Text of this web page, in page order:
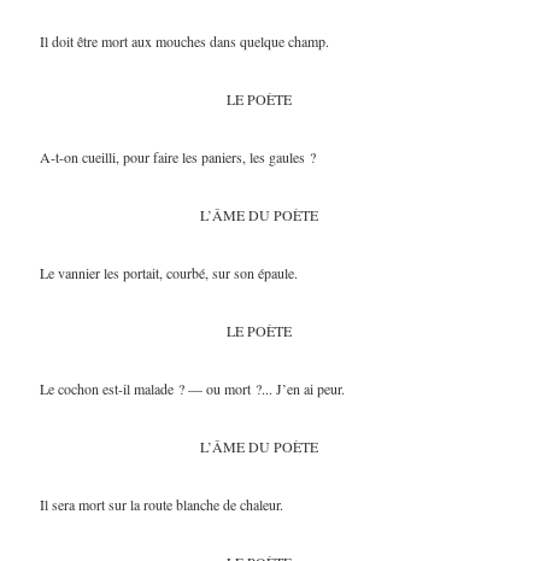
Il doit être mort aux mouches dans quelque champ.
LE POÈTE
A-t-on cueilli, pour faire les paniers, les gaules ?
L’ÂME DU POÈTE
Le vannier les portait, courbé, sur son épaule.
LE POÈTE
Le cochon est-il malade ? — ou mort ?... J’en ai peur.
L’ÂME DU POÈTE
Il sera mort sur la route blanche de chaleur.